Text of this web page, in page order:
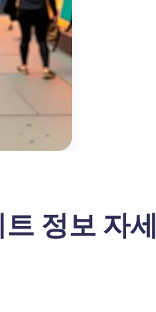
정보 자세